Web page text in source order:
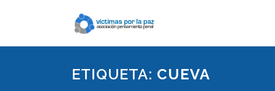
ETIQUETA: CUEVA